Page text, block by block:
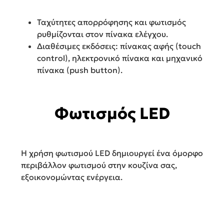
Ταχύτητες απορρόφησης και φωτισμός
ρυθμίζονται στον πίνακα ελέγχου.
Διαθέσιμες εκδόσεις: πίνακας αφής (touch
control), ηλεκτρονικό πίνακα και μηχανικό
πίνακα (push button).
Φωτισμός LED
Η χρήση φωτισμού LED δημιουργεί ένα όμορφο
περιβάλλον φωτισμού στην κουζίνα σας,
εξοικονομώντας ενέργεια.